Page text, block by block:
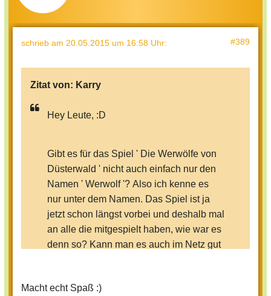
Werwölfe oder alle Bürger tot sind.
Es klingt erstmal ein bisschen
es eigentlich ziemlich klar! Wenn ihr
schrieb am 20.05.2015 um 16:58 Uhr: #389
Zitat von: Karry
Hey Leute, :D
Gibt es für das Spiel ' Die Werwölfe von
Düsterwald ' nicht auch einfach nur den
Namen ' Werwolf '? Also ich kenne es
nur unter dem Namen. Das Spiel ist ja
jetzt schon längst vorbei und deshalb mal
an alle die mitgespielt haben, wie war es
denn so? Kann man es auch im Netz gut
Macht echt Spaß :)